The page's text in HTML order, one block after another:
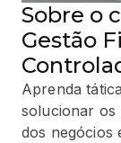
Sobre o
Gestão
Aprenda
solucionar os
dos negócios